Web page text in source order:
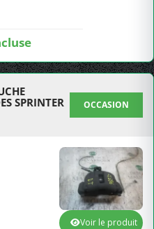
SPRINTER
OCCASION
Voir le produit